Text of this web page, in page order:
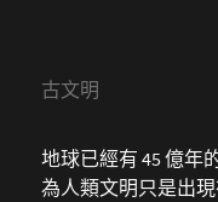
古文明
地球已經有 45 億年
為人類文明只是出